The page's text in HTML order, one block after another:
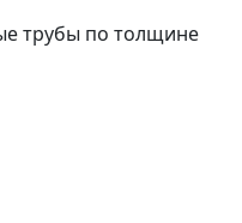
трубы по толщине